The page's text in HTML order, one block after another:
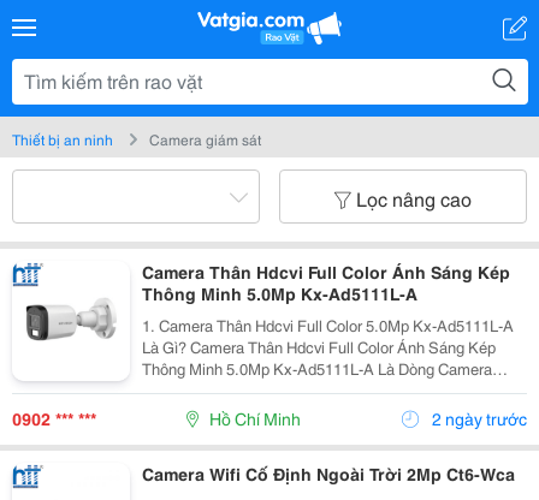
Thiết bị an ninh Camera giám sát
Lọc nâng cao
Camera Thân Hdcvi Full Color Ánh Sáng Kép
Thông Minh 5.0Mp Kx-Ad5111L-A
1. Camera Thân Hdcvi Full Color 5.0Mp Kx-Ad5111L-A
Là Gì? Camera Thân Hdcvi Full Color Ánh Sáng Kép
Thông Minh 5.0Mp Kx-Ad5111L-A Là Dòng Camera
Quan Sát Thế Hệ Mới Sử Dụng Công Nghệ Hdcvi Tiên
Tiến, Cho Phép Truyền Tải Hình Ảnh Độ Phân Giải Cao...
0902 *** *** Hồ Chí Minh 2 ngày trước
Camera Wifi Cố Định Ngoài Trời 2Mp Ct6-Wca